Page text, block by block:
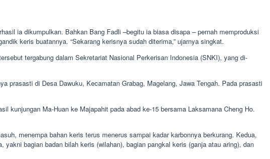
ia dikumpulkan. Bahkan Bang Fadli –begitu ia biasa disapa – pernah memproduksi
keris buatannya. “Sekarang kerisnya sudah diterima,” ujarnya singkat.
tergabung dalam Sekretariat Nasional Perkerisan Indonesia (SNKI), yang di-
prasasti di Desa Dawuku, Kecamatan Grabag, Magelang, Jawa Tengah. Pada prasasti
kunjungan Ma-Huan ke Majapahit pada abad ke-15 bersama Laksamana Cheng Ho.
menempa bahan keris terus menerus sampai kadar karbonnya berkurang. Kedua,
bagian badan bilah keris (wilahan), bagian pangkal keris (ganja atau aring), dan